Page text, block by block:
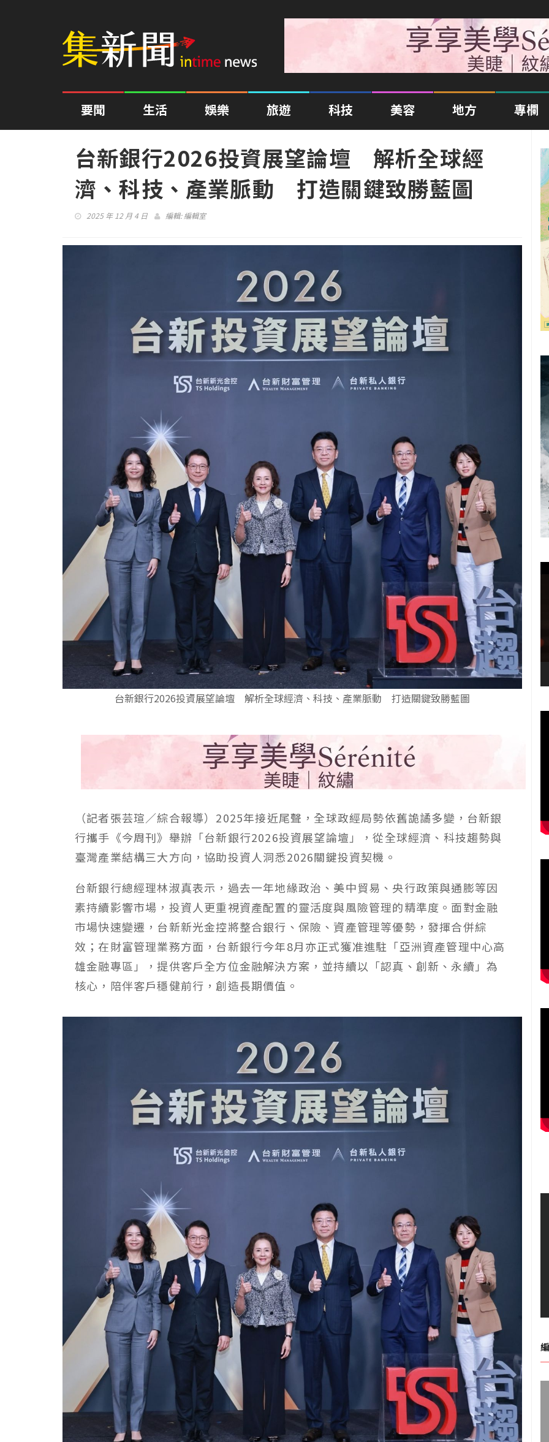
要聞 生活 娛樂 旅遊 科技 美容 地方 專欄
台新銀行2026投資展望論壇 解析全球經
濟、科技、產業脈動 打造關鍵致勝藍圖
2025 年 12 月 4 日 編輯:編輯室
台新銀行2026投資展望論壇 解析全球經濟、科技、產業脈動 打造關鍵致勝藍圖
（記者張芸瑄／綜合報導）2025年接近尾聲，全球政經局勢依舊詭譎多變，台新銀
行攜手《今周刊》舉辦「台新銀行2026投資展望論壇」，從全球經濟、科技趨勢與
臺灣產業結構三大方向，協助投資人洞悉2026關鍵投資契機。
台新銀行總經理林淑真表示，過去一年地緣政治、美中貿易、央行政策與通膨等因
素持續影響市場，投資人更重視資產配置的靈活度與風險管理的精準度。面對金融
市場快速變遷，台新新光金控將整合銀行、保險、資產管理等優勢，發揮合併綜
效；在財富管理業務方面，台新銀行今年8月亦正式獲准進駐「亞洲資產管理中心高
雄金融專區」，提供客戶全方位金融解決方案，並持續以「認真、創新、永續」為
核心，陪伴客戶穩健前行，創造長期價值。